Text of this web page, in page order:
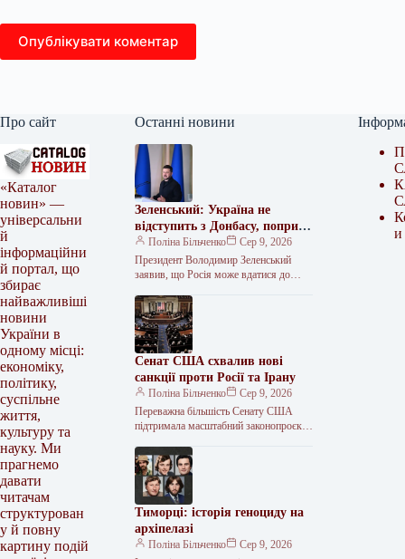
Опублікувати коментар
Про сайт
«Каталог
новин» —
універсальни
й
інформаційни
й портал, що
збирає
найважливіші
новини
України в
одному місці:
економіку,
політику,
суспільне
життя,
культуру та
науку. Ми
прагнемо
давати
читачам
структурован
у й повну
картину подій
Останні новини
Зеленський: Україна не
відступить з Донбасу, попри
плани РФ щодо мобілізації
Поліна Більченко
Сер 9, 2026
Президент Володимир Зеленський
заявив, що Росія може вдатися до
залякування. За його словами, Кремль
також…
Сенат США схвалив нові
санкції проти Росії та Ірану
Поліна Більченко
Сер 9, 2026
Переважна більшість Сенату США
підтримала масштабний законопроєкт
розроблений покійним сенатором
Ліндсі Гремом, тепер має розглянути
Тиморці: історія геноциду на
архіпелазі
Поліна Більченко
Сер 9, 2026
и